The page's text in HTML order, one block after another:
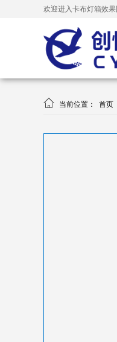
欢迎进入卡布灯箱效
 当前位置： 首页